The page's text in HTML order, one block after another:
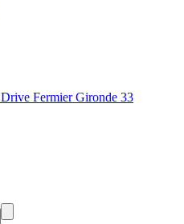
Drive Fermier Gironde 33